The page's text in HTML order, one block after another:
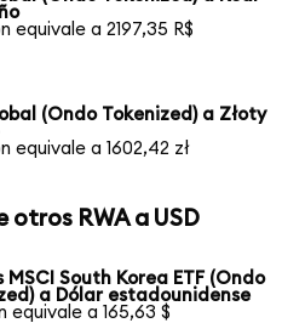
equivale a 2197,35 R$
(Ondo Tokenized) a Złoty
equivale a 1602,42 zł
otros RWA a USD
MSCI South Korea ETF (Ondo
a Dólar estadounidense
equivale a 165,63 $